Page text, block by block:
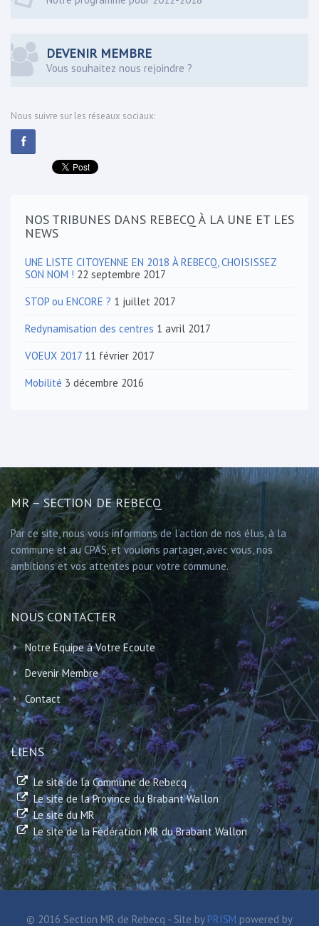
DEVENIR MEMBRE
Vous souhaitez nous rejoindre ?
Nous suivre sur les réseaux sociaux:
NOS TRIBUNES DANS REBECQ À LA UNE ET LES
NEWS
UNE LISTE CITOYENNE EN 2018 À REBECQ, CHOISISSEZ
SON NOM ! 22 septembre 2017
STOP ou ENCORE ? 1 juillet 2017
Redynamisation des centres 1 avril 2017
VOEUX 2017 11 février 2017
Mobilité 3 décembre 2016
MR – SECTION DE REBECQ
Par ce site, nous vous informons de l’action de nos élus, à la
commune et au CPAS, et voulons partager, avec vous, nos
ambitions et vos attentes pour votre commune.
NOUS CONTACTER
Notre Equipe à Votre Ecoute
Devenir Membre
Contact
LIENS
Le site de la Commune de Rebecq
Le site de la Province du Brabant Wallon
Le site du MR
Le site de la Fédération MR du Brabant Wallon
© 2016 Section MR de Rebecq - Site by PRISM powered by